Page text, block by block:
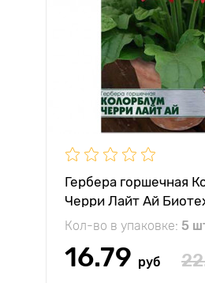
Гербера горшечная
Черри Лайт Ай
Кол-во в упаковке: 5
16.79 руб